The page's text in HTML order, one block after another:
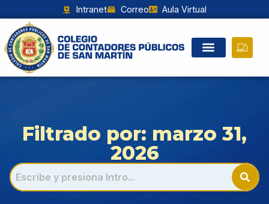
Intranet Correo Aula Virtual
Filtrado por: marzo 31,
2026